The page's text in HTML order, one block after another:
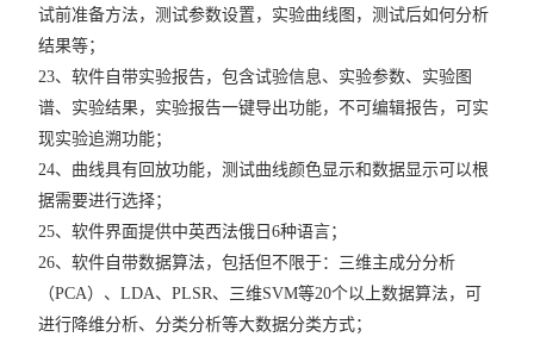
试前准备方法，测试参数设置，实验曲线图，测试后如何分析
结果等；
23、软件自带实验报告，包含试验信息、实验参数、实验图
谱、实验结果，实验报告一键导出功能，不可编辑报告，可实
现实验追溯功能；
24、曲线具有回放功能，测试曲线颜色显示和数据显示可以根
据需要进行选择；
25、软件界面提供中英西法俄日6种语言；
26、软件自带数据算法，包括但不限于：三维主成分分析
（PCA）、LDA、PLSR、三维SVM等20个以上数据算法，可
进行降维分析、分类分析等大数据分类方式；